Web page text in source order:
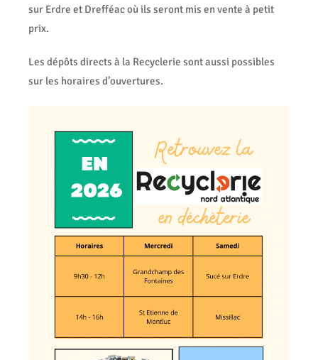
sur Erdre et Drefféac où ils seront mis en vente à petit
prix.
Les dépôts directs à la Recyclerie sont aussi possibles
sur les horaires d’ouvertures.